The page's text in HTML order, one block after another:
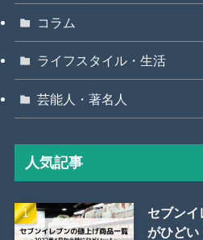
コラム
ライフスタイル・生活
芸能人・著名人
人気記事
セブンイ
がひどい